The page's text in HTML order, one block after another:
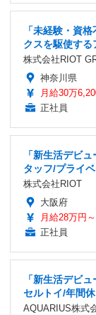
「未経験・資
クスを駆使す
株式会社RIOT
神奈川県
月給30万
正社員
「新生活デビ
タッフ/プライ
株式会社RIOT
大阪府
月給28万円
正社員
「新生活デビ
セルトイ/年間
AQUARIUS株式